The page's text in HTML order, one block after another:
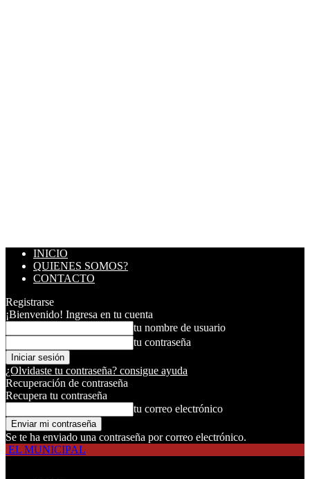
INICIO
QUIENES SOMOS?
CONTACTO
Registrarse
¡Bienvenido! Ingresa en tu cuenta
tu nombre de usuario
tu contraseña
¿Olvidaste tu contraseña? consigue ayuda
Recuperación de contraseña
Recupera tu contraseña
tu correo electrónico
Se te ha enviado una contraseña por correo electrónico.
EL MUNICIPAL